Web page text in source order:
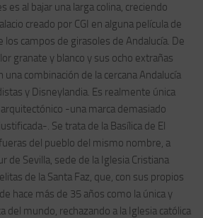
es al bajar una larga colina, creciendo
creado por CGI en alguna película de
campos de girasoles de Andalucía. De
granate y blanco y sus ocho extrañas
combinación de la cercana Andalucía
y Disneylandia. Es realmente única
-una marca demasiado
. Se trata de la Basílica de El
del pueblo del mismo nombre, a
de Sevilla, sede de la Iglesia Cristiana
de la Santa Faz, que, con sus propios
hace más de 35 años como la única y
del mundo, rechazando a la Iglesia católica